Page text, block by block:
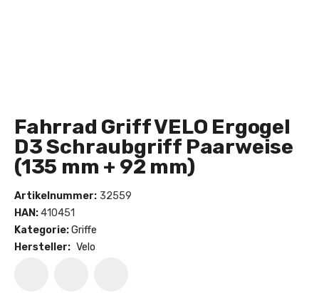
Fahrrad Griff VELO Ergogel
D3 Schraubgriff Paarweise
(135 mm + 92 mm)
Artikelnummer: 32559
HAN:410451
Kategorie:Griffe
Hersteller: Velo